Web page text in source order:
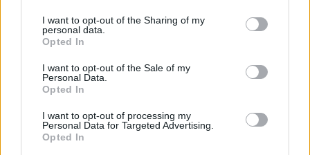
not limited to your visit or usage behaviour. You may click to
grant or deny consent to Google and its third-party tags to
use your data for below specified purposes in below Google
consent section.
I want to opt-out of the Sharing of my
personal data.
Opted In
I want to opt-out of the Sale of my
Personal Data.
Opted In
I want to opt-out of processing my
Personal Data for Targeted Advertising.
Opted In
Οι ουκρανικές ένοπλες δυνάμεις είχαν κυριεύσει
εκατοντάδες τετραγωνικά χιλιόμετρα της
παραμεθόριας περιφέρειας Κουρσκ κατά τη
διάρκεια αιφνιδιαστικής εφόδου τον Αύγουστο του
2024. Ρωσικά στρατεύματα προσπαθούν να
διώξουν έκτοτε τις ουκρανικές μονάδες και τους